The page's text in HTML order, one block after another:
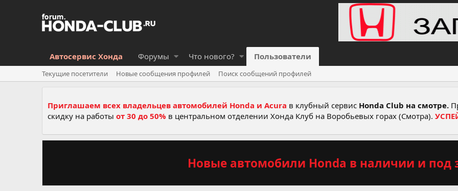
Автосервис Хонда Форумы Что нового? Пользователи
Текущие посетители Новые сообщения профилей Поиск сообщений профилей
Приглашаем всех владельцев автомобилей Honda и Acura в клубный сервис Honda Club на смотре.
скидку на работы от 30 до 50% в центральном отделении Хонда Клуб на Воробьевых горах (Смотра).
Новые автомобили Honda в наличии и под